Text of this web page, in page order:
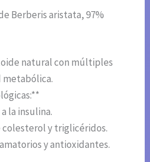
Berberis aristata, 97%
natural con múltiples
metabólica.
la insulina.
colesterol y triglicéridos.
y antioxidantes.